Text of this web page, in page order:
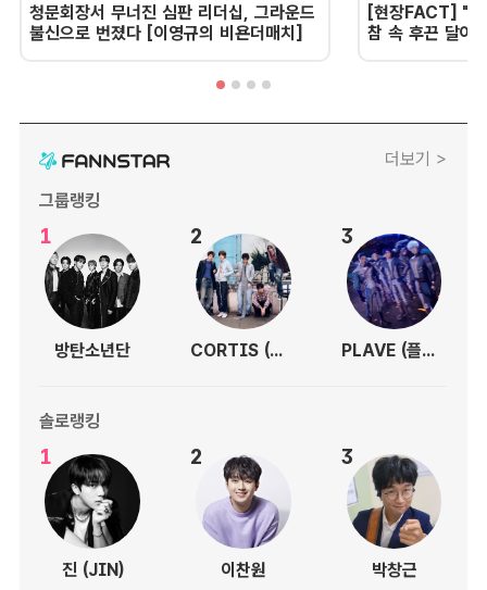
청문회장서 무너진 심판 리더십, 그라운드
불신으로 번졌다 [이영규의 비욘더매치]
[현장FACT] "한
참 속 후끈 달아
더보기 >
그룹랭킹
1
방탄소년단
2
CORTIS (코르티스)
3
PLAVE (플레이브)
솔로랭킹
1
진 (JIN)
2
이찬원
3
박창근